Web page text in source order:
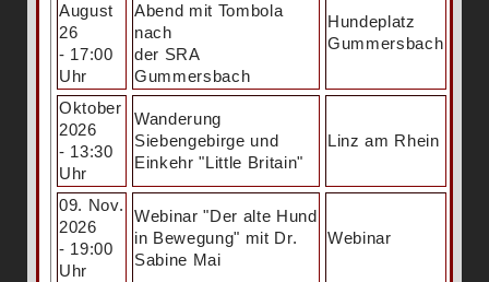
August
26
- 17:00
Uhr
Abend mit Tombola
nach
der SRA
Gummersbach
Hundeplatz
Gummersbach
Oktober
2026
- 13:30
Uhr
Wanderung
Siebengebirge und
Einkehr "Little Britain"
Linz am Rhein
09. Nov.
2026
- 19:00
Uhr
Webinar "Der alte Hund
in Bewegung" mit Dr.
Sabine Mai
Webinar